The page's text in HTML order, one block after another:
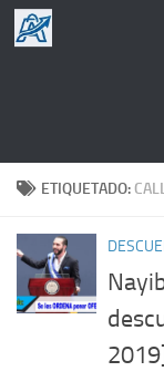
Saltar al contenido
ETIQUETADO:
2019]